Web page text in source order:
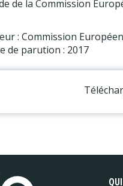
de la Commission
: Commission
de parution : 2017